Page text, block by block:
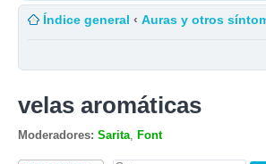
Índice general ‹ Auras y otros
velas aromáticas
Moderadores: Sarita Font